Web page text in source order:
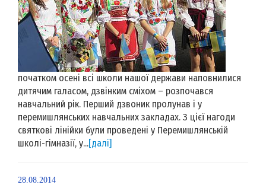
початком осені всі школи нашої держави наповнилися
дитячим галасом, дзвінким сміхом – розпочався
навчальний рік. Перший дзвоник пролунав і у
перемишлянських навчальних закладах. З цієї нагоди
святкові лінійки були проведені у Перемишлянській
школі-гімназії, у...[далі]
28.08.2014